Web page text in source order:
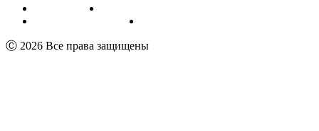
Публичная оферта
Пользовательское соглашение
Ⓒ 2026 Все права защищены